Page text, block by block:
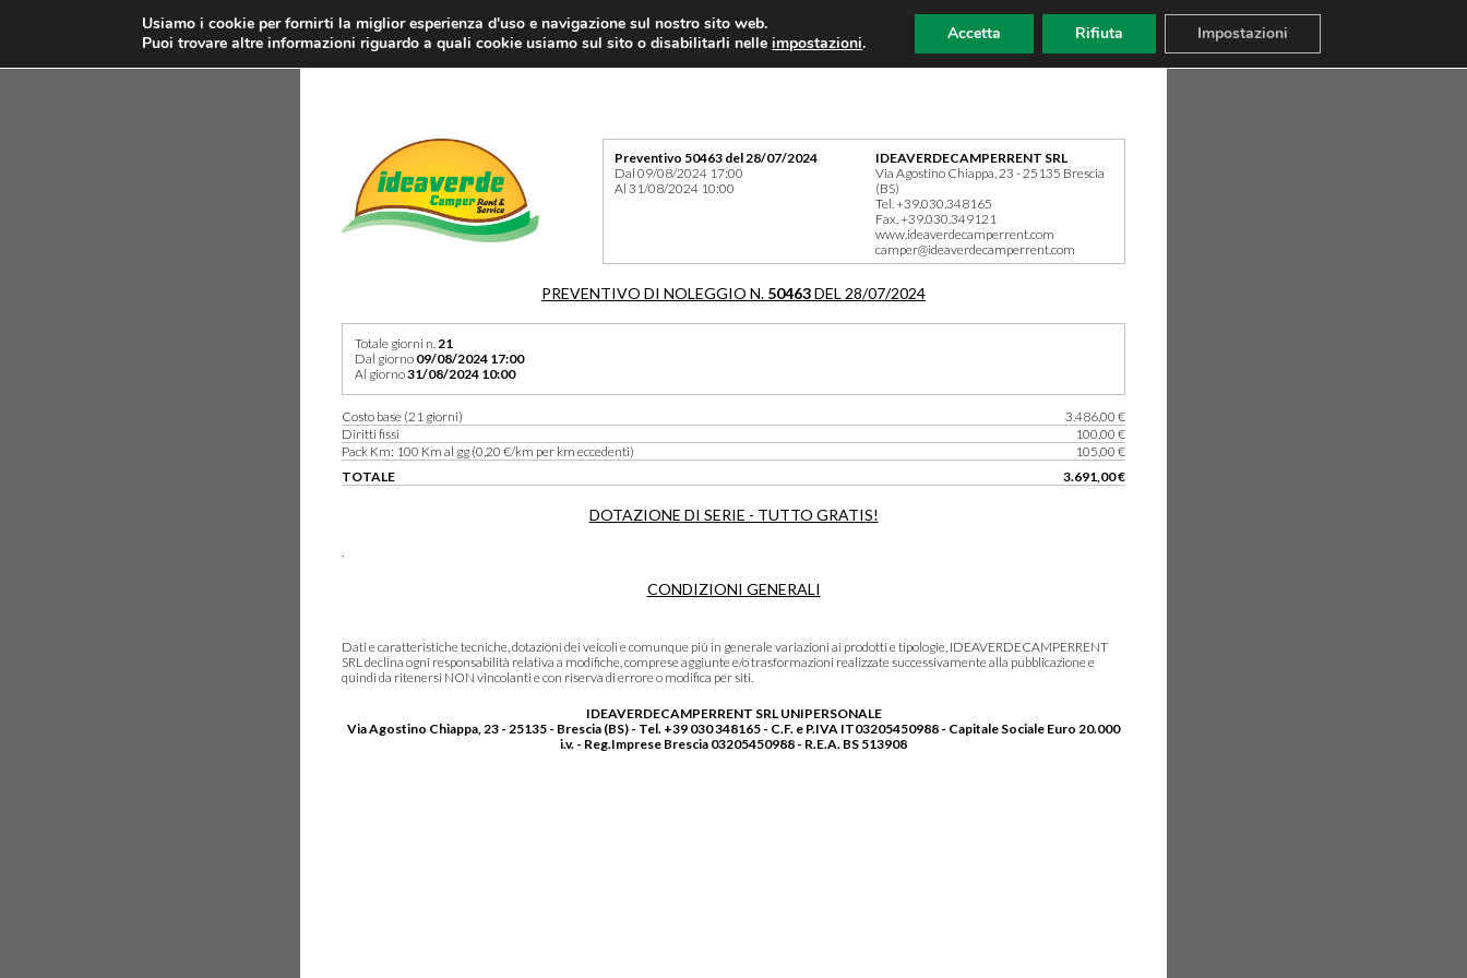
IDEAVERDECAMPERRENT SRL
Via Agostino Chiappa, 23 - 25135 Brescia
(BS)
Tel. +39.030.348165
Fax. +39.030.349121
www.ideaverdecamperrent.com
camper@ideaverdecamperrent.com
Preventivo 50463 del 28/07/2024
Dal 09/08/2024 17:00
Al 31/08/2024 10:00
PREVENTIVO DI NOLEGGIO N. 50463DEL 28/07/2024
Totale giorni n.21
Dal giorno 09/08/2024 17:00
Al giorno31/08/2024 10:00
Costo base (21 giorni)
3.486,00 €
Diritti fissi
100,00 €
Pack Km: 100 Km al gg (0,20 €/km per km eccedenti)
105,00 €
TOTALE
3.691,00 €
DOTAZIONE DI SERIE - TUTTO GRATIS!
.
CONDIZIONI GENERALI
Dati e caratteristiche tecniche, dotazioni dei veicoli e comunque più in generale variazioni ai prodotti e tipologie, IDEAVERDECAMPERRENT
SRL declina ogni responsabilità relativa a modifiche, comprese aggiunte e/o trasformazioni realizzate successivamente alla pubblicazione e
quindi da ritenersi NON vincolanti e con riserva di errore o modifica per siti.
IDEAVERDECAMPERRENT SRL UNIPERSONALE
Via Agostino Chiappa, 23 - 25135 - Brescia (BS) - Tel. +39 030 348165 - C.F. e P.IVA IT03205450988 - Capitale Sociale Euro 20.000
i.v. - Reg.Imprese Brescia 03205450988 - R.E.A. BS 513908
Usiamo i cookie per fornirti la miglior esperienza d'uso e navigazione sul nostro sito web.
Puoi trovare altre informazioni riguardo a quali cookie usiamo sul sito o disabilitarli nelleimpostazioni. Accetta Rifiuta Impostazioni